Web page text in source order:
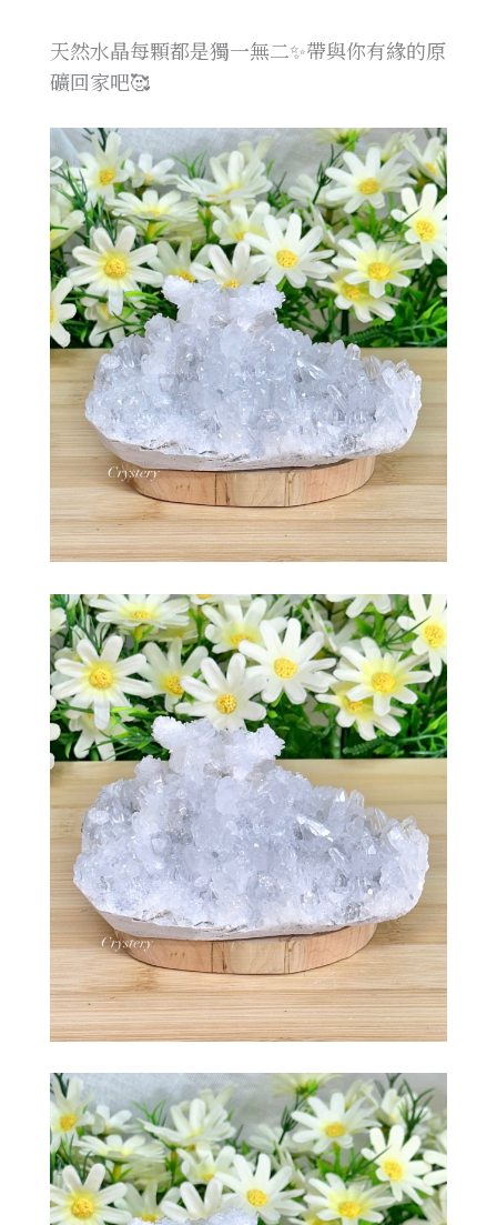
天然水晶每顆都是獨一無二✨帶與你有緣的原
礦回家吧🥰